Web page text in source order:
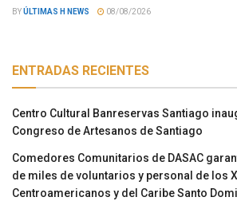
BYÚLTIMAS H NEWS 08/08/2026
ENTRADAS RECIENTES
Centro Cultural Banreservas Santiago
Congreso de Artesanos de Santiago
Comedores Comunitarios de DASAC
de miles de voluntarios y personal de los
Centroamericanos y del Caribe Santo